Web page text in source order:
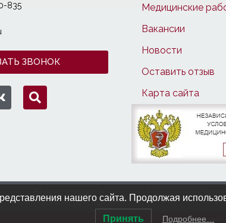
835
ЗВОНОК
Медицинские
Вакансии
Новости
Оставить отзыв
Карта сайта
контролирующие органы
нашего сайта. Продолжая
Принять Подробнее…